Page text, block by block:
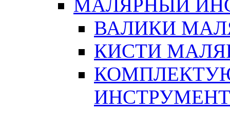
МАЛЯРНЫЙ
ВАЛИКИ
КИСТИ